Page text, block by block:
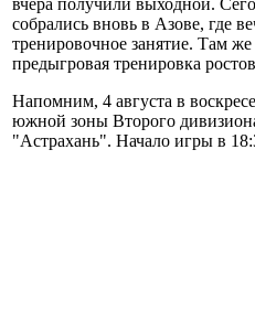
собрались вновь в Азове, где
тренировочное занятие. Там же
предыгровая тренировка
Напомним, 4 августа в
южной зоны Второго
"Астрахань". Начало игры в